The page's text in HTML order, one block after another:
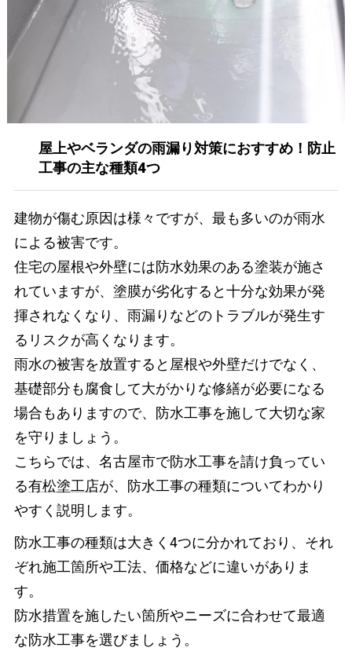
屋上やベランダの雨漏り対策におすすめ！防止
工事の主な種類4つ
建物が傷む原因は様々ですが、最も多いのが雨水
による被害です。
住宅の屋根や外壁には防水効果のある塗装が施さ
れていますが、塗膜が劣化すると十分な効果が発
揮されなくなり、雨漏りなどのトラブルが発生す
るリスクが高くなります。
雨水の被害を放置すると屋根や外壁だけでなく、
基礎部分も腐食して大がかりな修繕が必要になる
場合もありますので、防水工事を施して大切な家
を守りましょう。
こちらでは、名古屋市で防水工事を請け負ってい
る有松塗工店が、防水工事の種類についてわかり
やすく説明します。
防水工事の種類は大きく4つに分かれており、それ
ぞれ施工箇所や工法、価格などに違いがありま
す。
防水措置を施したい箇所やニーズに合わせて最適
な防水工事を選びましょう。